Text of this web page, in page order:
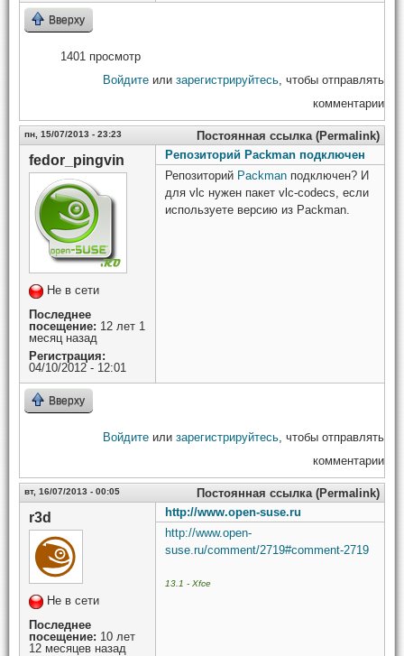
Вверху
1401 просмотр
Войдите или зарегистрируйтесь, чтобы отправлять
комментарии
пн, 15/07/2013 - 23:23 Постоянная ссылка (Permalink)
fedor_pingvin
Не в сети
Последнее
посещение: 12 лет 1
месяц назад
Регистрация:
04/10/2012 - 12:01
Репозиторий Packman подключен
Репозиторий Packman подключен? И
для vlc нужен пакет vlc-codecs, если
используете версию из Packman.
Вверху
Войдите или зарегистрируйтесь, чтобы отправлять
комментарии
вт, 16/07/2013 - 00:05 Постоянная ссылка (Permalink)
r3d
Не в сети
Последнее
посещение: 10 лет
12 месяцев назад
http://www.open-suse.ru
http://www.open-
suse.ru/comment/2719#comment-2719
13.1 - Xfce